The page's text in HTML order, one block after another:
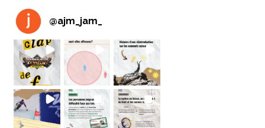
@ajm_jam_